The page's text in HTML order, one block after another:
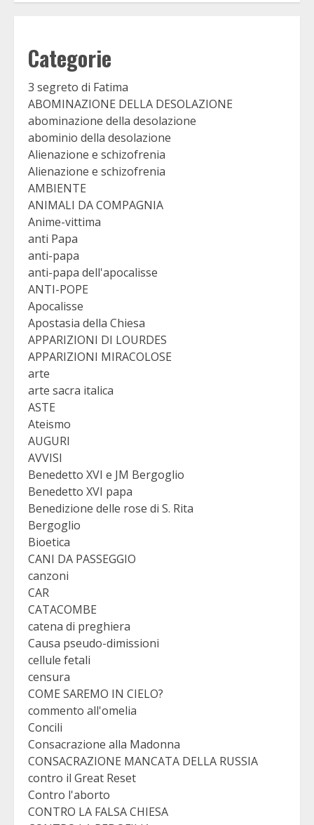
Categorie
3 segreto di Fatima
ABOMINAZIONE DELLA DESOLAZIONE
abominazione della desolazione
abominio della desolazione
Alienazione e schizofrenia
Alienazione e schizofrenia
AMBIENTE
ANIMALI DA COMPAGNIA
Anime-vittima
anti Papa
anti-papa
anti-papa dell'apocalisse
ANTI-POPE
Apocalisse
Apostasia della Chiesa
APPARIZIONI DI LOURDES
APPARIZIONI MIRACOLOSE
arte
arte sacra italica
ASTE
Ateismo
AUGURI
AVVISI
Benedetto XVI e JM Bergoglio
Benedetto XVI papa
Benedizione delle rose di S. Rita
Bergoglio
Bioetica
CANI DA PASSEGGIO
canzoni
CAR
CATACOMBE
catena di preghiera
Causa pseudo-dimissioni
cellule fetali
censura
COME SAREMO IN CIELO?
commento all'omelia
Concili
Consacrazione alla Madonna
CONSACRAZIONE MANCATA DELLA RUSSIA
contro il Great Reset
Contro l'aborto
CONTRO LA FALSA CHIESA